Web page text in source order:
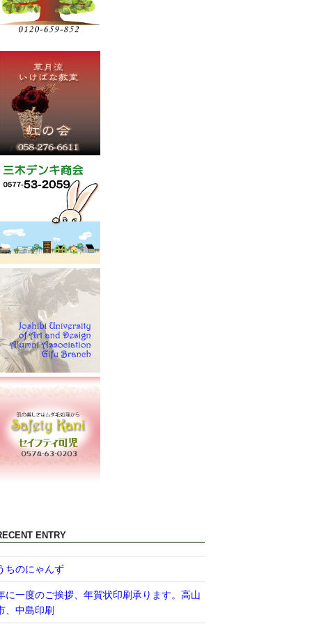
ENTRY
ちのにゃんず
に一度のご挨拶、年賀状印刷承ります。高山
、中島印刷